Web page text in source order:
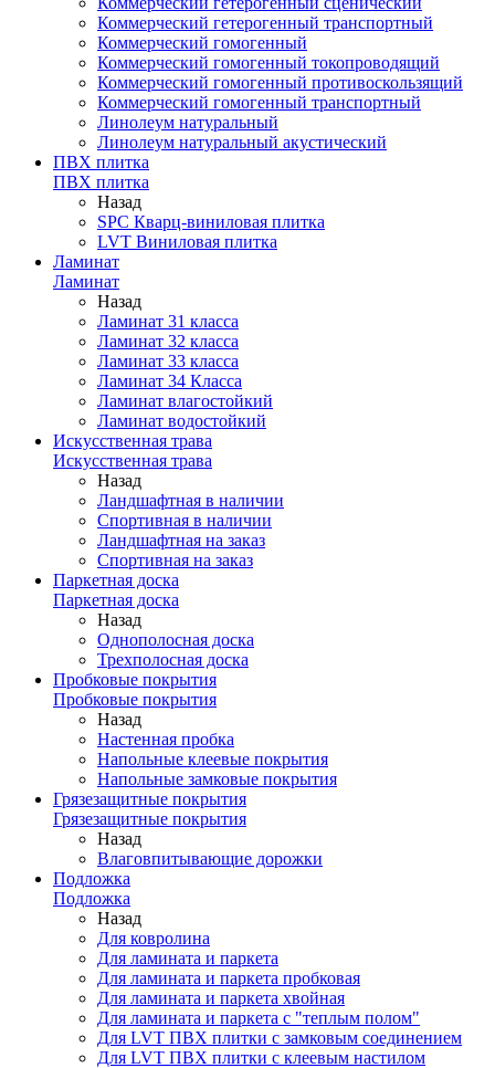
Коммерческий гетерогенный транспортный
Коммерческий гомогенный
Коммерческий гомогенный токопроводящий
Коммерческий гомогенный противоскользящий
Коммерческий гомогенный транспортный
Линолеум натуральный
Линолеум натуральный акустический
ПВХ плитка
ПВХ плитка
Назад
SPC Кварц-виниловая плитка
LVT Виниловая плитка
Ламинат
Ламинат
Назад
Ламинат 31 класса
Ламинат 32 класса
Ламинат 33 класса
Ламинат 34 Класса
Ламинат влагостойкий
Ламинат водостойкий
Искусственная трава
Искусственная трава
Назад
Ландшафтная в наличии
Спортивная в наличии
Ландшафтная на заказ
Спортивная на заказ
Паркетная доска
Паркетная доска
Назад
Однополосная доска
Трехполосная доска
Пробковые покрытия
Пробковые покрытия
Назад
Настенная пробка
Напольные клеевые покрытия
Напольные замковые покрытия
Грязезащитные покрытия
Грязезащитные покрытия
Назад
Влаговпитывающие дорожки
Подложка
Подложка
Назад
Для ковролина
Для ламината и паркета
Для ламината и паркета пробковая
Для ламината и паркета хвойная
Для ламината и паркета с "теплым полом"
Для LVT ПВХ плитки с замковым соединением
Для LVT ПВХ плитки с клеевым настилом